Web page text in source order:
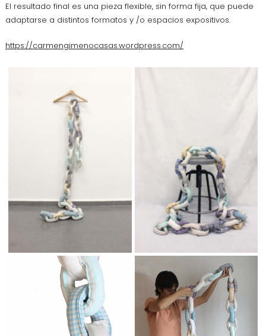
El resultado final es una pieza flexible, sin forma fija, que puede
adaptarse a distintos formatos y /o espacios expositivos.
https://carmengimenocasas.wordpress.com/